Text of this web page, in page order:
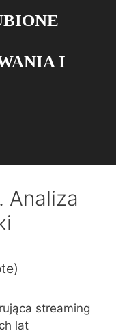
I
Analiza
streaming
lat